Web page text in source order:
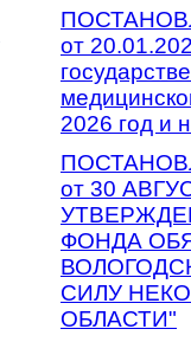
от
2026 год и
от 30
ФОНДА
СИЛУ
ОБЛАСТИ"